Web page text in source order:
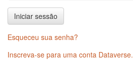
Iniciar sessão
Esqueceu sua senha?
Inscreva-se para uma conta Dataverse.